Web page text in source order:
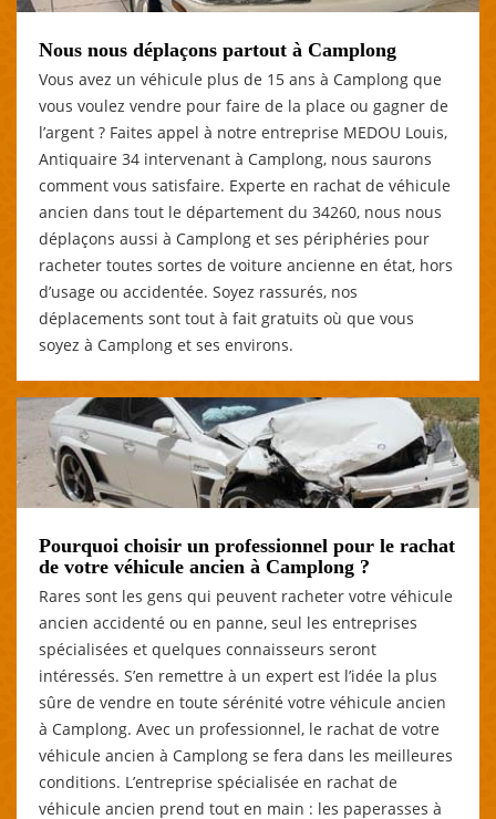
Nous nous déplaçons partout à Camplong
Vous avez un véhicule plus de 15 ans à Camplong que
vous voulez vendre pour faire de la place ou gagner de
l’argent ? Faites appel à notre entreprise MEDOU Louis,
Antiquaire 34 intervenant à Camplong, nous saurons
comment vous satisfaire. Experte en rachat de véhicule
ancien dans tout le département du 34260, nous nous
déplaçons aussi à Camplong et ses périphéries pour
racheter toutes sortes de voiture ancienne en état, hors
d’usage ou accidentée. Soyez rassurés, nos
déplacements sont tout à fait gratuits où que vous
soyez à Camplong et ses environs.
Pourquoi choisir un professionnel pour le rachat
de votre véhicule ancien à Camplong ?
Rares sont les gens qui peuvent racheter votre véhicule
ancien accidenté ou en panne, seul les entreprises
spécialisées et quelques connaisseurs seront
intéressés. S’en remettre à un expert est l’idée la plus
sûre de vendre en toute sérénité votre véhicule ancien
à Camplong. Avec un professionnel, le rachat de votre
véhicule ancien à Camplong se fera dans les meilleures
conditions. L’entreprise spécialisée en rachat de
véhicule ancien prend tout en main : les paperasses à